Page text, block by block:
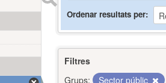
Ordenar resultats per
Filtres
Grups:
Sector públic